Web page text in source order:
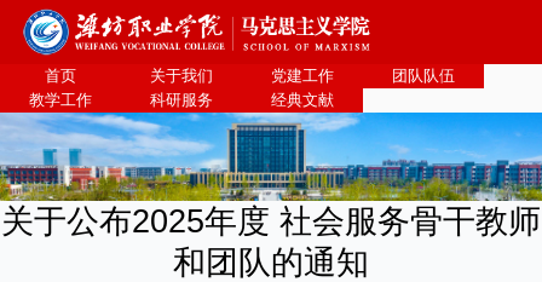
bevictor伟德官网·(中国)唯一官方网站
首页 关于我们 党建工作
团队队伍
教学工作
科研服务 经典文献
关于公布2025年度 社会服务骨干教师
和团队的通知